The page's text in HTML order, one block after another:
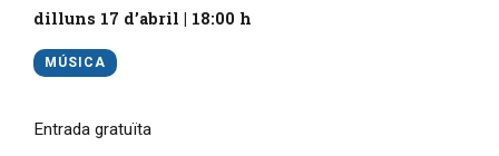
dilluns 17 d’abril | 18:00 h
MÚSICA
Entrada gratuïta